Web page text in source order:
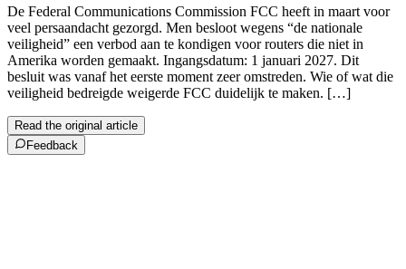
De Federal Communications Commission FCC heeft in maart voor
veel persaandacht gezorgd. Men besloot wegens “de nationale
veiligheid” een verbod aan te kondigen voor routers die niet in
Amerika worden gemaakt. Ingangsdatum: 1 januari 2027. Dit
besluit was vanaf het eerste moment zeer omstreden. Wie of wat die
veiligheid bedreigde weigerde FCC duidelijk te maken. […]
Read the original article
Feedback